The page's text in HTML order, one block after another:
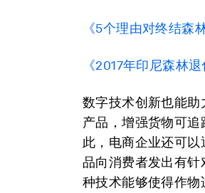
《5个理由对终结森
《2017年印尼森林
数字技术创新也能助
产品，增强货物可
此，电商企业还可
品向消费者发出有
种技术能够使得作物